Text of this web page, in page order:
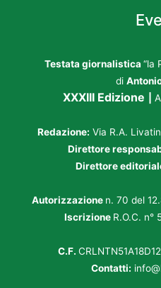
Testata giornalistica “la
di
XXXIII Edizione
Redazione: Via R.A.
Direttore
Direttore
Autorizzazione n. 70 del
Iscrizione R.O.C. n°
C.F.
Contatti: